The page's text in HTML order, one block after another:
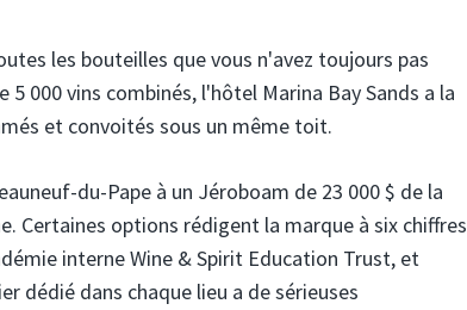
les bouteilles que vous n'avez toujours pas
000 vins combinés, l'hôtel Marina Bay Sands a la
et convoités sous un même toit.
du-Pape à un Jéroboam de 23 000 $ de la
Certaines options rédigent la marque à six chiffres
interne Wine & Spirit Education Trust, et
dédié dans chaque lieu a de sérieuses